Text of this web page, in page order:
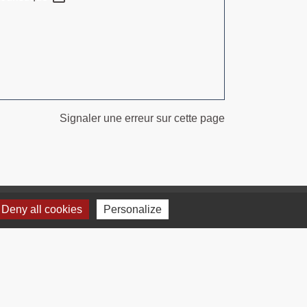
Signaler une erreur sur cette page
Deny all cookies Personalize